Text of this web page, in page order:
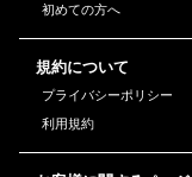
初めての方へ
規約について
プライバシーポリシー
利用規約